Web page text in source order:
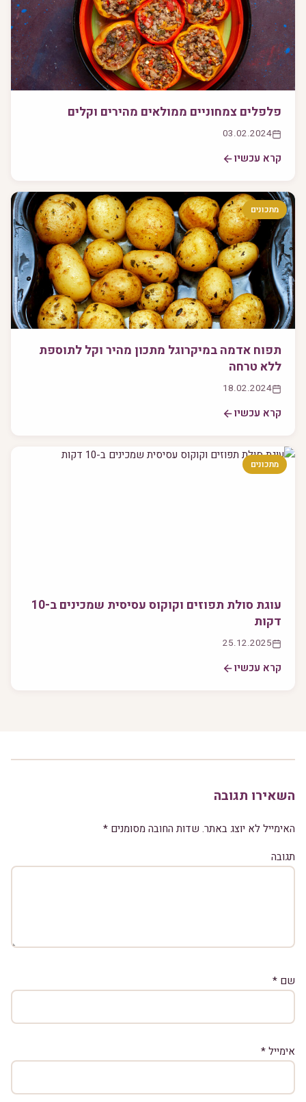
פלפלים צמחוניים ממולאים מהירים וקלים
03.02.2024
קרא עכשיו
מתכונים
תפוח אדמה במיקרוגל מתכון מהיר וקל לתוספת
ללא טרחה
18.02.2024
קרא עכשיו
מתכונים
עוגת סולת תפוזים וקוקוס עסיסית שמכינים ב-10
דקות
25.12.2025
קרא עכשיו
השאירו תגובה
האימייל לא יוצג באתר. שדות החובה מסומנים *
תגובה
שם *
אימייל*